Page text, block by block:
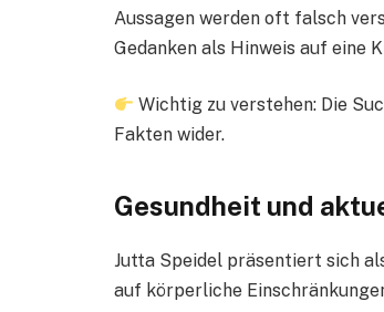
Aussagen werden oft falsch
Gedanken als Hinweis auf eine
Wichtig zu verstehen: Die
Fakten wider.
Gesundheit und
Jutta Speidel präsentiert sich
auf körperliche